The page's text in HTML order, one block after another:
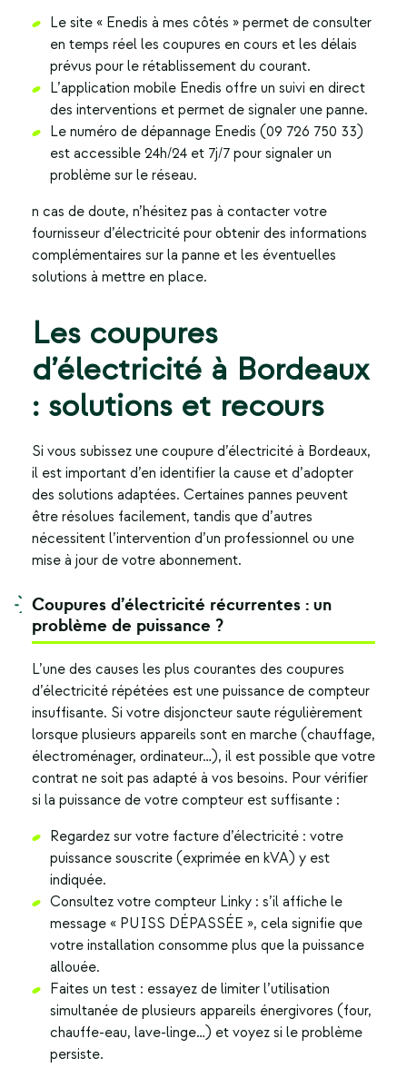
Le site « Enedis à mes côtés » permet de consulter
en temps réel les coupures en cours et les délais
prévus pour le rétablissement du courant.
L’application mobile Enedis offre un suivi en direct
des interventions et permet de signaler une panne.
Le numéro de dépannage Enedis (09 726 750 33)
est accessible 24h/24 et 7j/7 pour signaler un
problème sur le réseau.
n cas de doute, n’hésitez pas à contacter votre
fournisseur d’électricité pour obtenir des informations
complémentaires sur la panne et les éventuelles
solutions à mettre en place.
Les coupures
d’électricité à Bordeaux
: solutions et recours
Si vous subissez une coupure d’électricité à Bordeaux,
il est important d’en identifier la cause et d’adopter
des solutions adaptées. Certaines pannes peuvent
être résolues facilement, tandis que d’autres
nécessitent l’intervention d’un professionnel ou une
mise à jour de votre abonnement.
Coupures d’électricité récurrentes : un
problème de puissance ?
L’une des causes les plus courantes des coupures
d’électricité répétées est une puissance de compteur
insuffisante. Si votre disjoncteur saute régulièrement
lorsque plusieurs appareils sont en marche (chauffage,
électroménager, ordinateur…), il est possible que votre
contrat ne soit pas adapté à vos besoins. Pour vérifier
si la puissance de votre compteur est suffisante :
Regardez sur votre facture d’électricité : votre
puissance souscrite (exprimée en kVA) y est
indiquée.
Consultez votre compteur Linky : s’il affiche le
message « PUISS DÉPASSÉE », cela signifie que
votre installation consomme plus que la puissance
allouée.
Faites un test : essayez de limiter l’utilisation
simultanée de plusieurs appareils énergivores (four,
chauffe-eau, lave-linge…) et voyez si le problème
persiste.